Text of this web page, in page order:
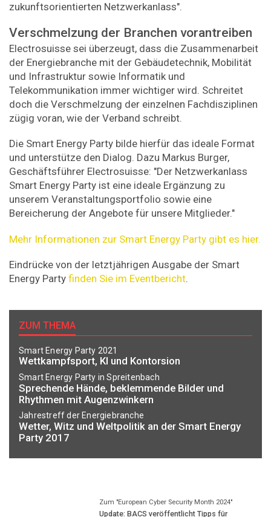
zukunftsorientierten Netzwerkanlass".
Verschmelzung der Branchen vorantreiben
Electrosuisse sei überzeugt, dass die Zusammenarbeit
der Energiebranche mit der Gebäudetechnik, Mobilität
und Infrastruktur sowie Informatik und
Telekommunikation immer wichtiger wird. Schreitet
doch die Verschmelzung der einzelnen Fachdisziplinen
zügig voran, wie der Verband schreibt.
Die Smart Energy Party bilde hierfür das ideale Format
und unterstütze den Dialog. Dazu Markus Burger,
Geschäftsführer Electrosuisse: "Der Netzwerkanlass
Smart Energy Party ist eine ideale Ergänzung zu
unserem Veranstaltungsportfolio sowie eine
Bereicherung der Angebote für unsere Mitglieder."
Mehr Informationen zur Smart Energy Party gibt es hier.
Eindrücke von der letztjährigen Ausgabe der Smart
Energy Party finden Sie im Eventbericht.
ZUM THEMA
Smart Energy Party 2021
Wettkampfsport, KI und Kontorsion
Smart Energy Party in Spreitenbach
Sprechende Hände, beklemmende Bilder und
Rhythmen mit Augenzwinkern
Jahrestreff der Energiebranche
Wetter, Witz und Weltpolitik an der Smart Energy
Party 2017
Zum "European Cyber Security Month 2024"
Update: BACS veröffentlicht Tipps für